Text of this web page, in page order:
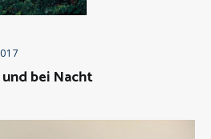
bei Nacht